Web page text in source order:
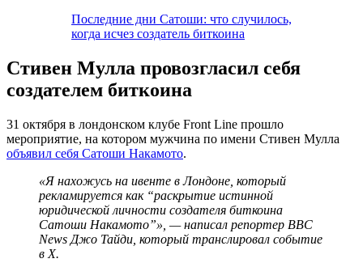
Последние дни Сатоши: что случилось,
когда исчез создатель биткоина
Стивен Мулла провозгласил себя
создателем биткоина
31 октября в лондонском клубе Front Line прошло
мероприятие, на котором мужчина по имени Стивен Мулла
объявил себя Сатоши Накамото.
«Я нахожусь на ивенте в Лондоне, который
рекламируется как “раскрытие истинной
юридической личности создателя биткоина
Сатоши Накамото”», — написал репортер BBC
News Джо Тайди, который транслировал событие
в X.